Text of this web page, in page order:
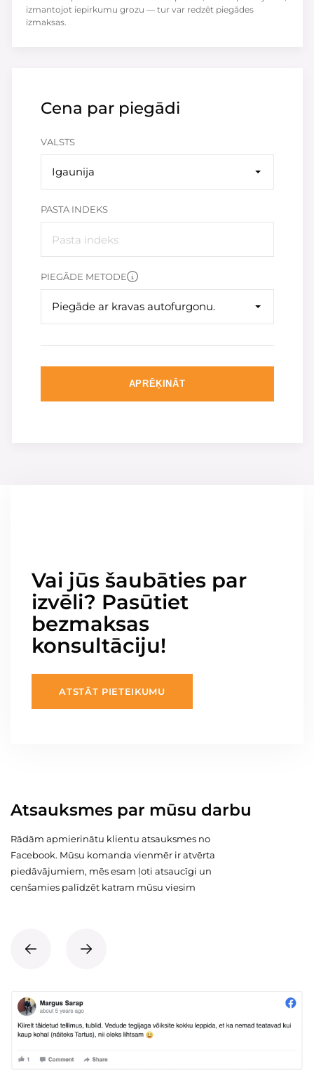
Cena par piegādi
VALSTS
Igaunija
PASTA INDEKS
PIEGĀDE METODE
Piegāde ar kravas autofurgonu.
APRĒĶINĀT
izmantojot iepirkumu grozu — tur var redzēt piegādes
izmaksas.
Vai jūs šaubāties par
izvēli? Pasūtiet
bezmaksas
konsultāciju!
ATSTĀT PIETEIKUMU
Atsauksmes par mūsu darbu
Rādām apmierinātu klientu atsauksmes no
Facebook. Mūsu komanda vienmēr ir atvērta
piedāvājumiem, mēs esam ļoti atsaucīgi un
cenšamies palīdzēt katram mūsu viesim